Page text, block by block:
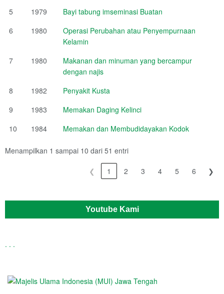
5
1979
Bayi tabung imseminasi Buatan
6
1980
Operasi Perubahan atau Penyempurnaan
Kelamin
7
1980
Makanan dan minuman yang bercampur
dengan najis
8
1982
Penyakit Kusta
9
1983
Memakan Daging Kelinci
10
1984 Memakan dan Membudidayakan Kodok
Menampilkan 1 sampai 10 dari 51 entri
❮ 1 2 3 4 5 6 ❯
Youtube Kami
. . .